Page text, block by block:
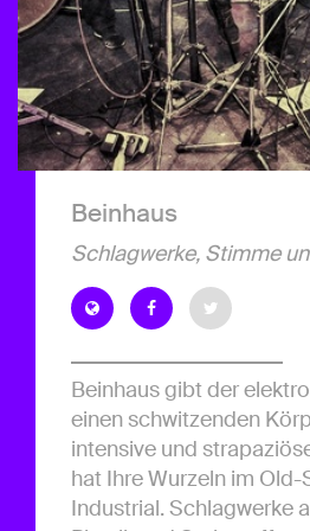
Beinhaus
Schlagwerke, Stimme
Beinhaus gibt der
einen schwitzenden
intensive und
hat Ihre Wurzeln im Old-
Industrial. Schlagwerke